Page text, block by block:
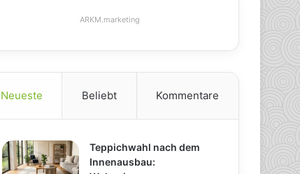
ARKM.marketing
Neueste Beliebt Kommentare
Teppichwahl nach dem
Innenausbau: